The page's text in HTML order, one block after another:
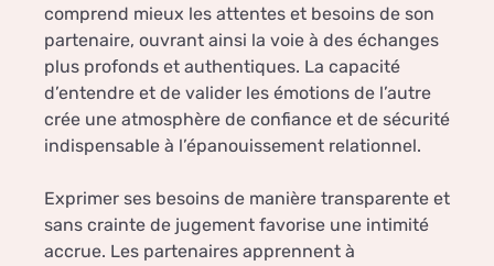
comprend mieux les attentes et besoins de son
partenaire, ouvrant ainsi la voie à des échanges
plus profonds et authentiques. La capacité
d’entendre et de valider les émotions de l’autre
crée une atmosphère de confiance et de sécurité
indispensable à l’épanouissement relationnel.
Exprimer ses besoins de manière transparente et
sans crainte de jugement favorise une intimité
accrue. Les partenaires apprennent à